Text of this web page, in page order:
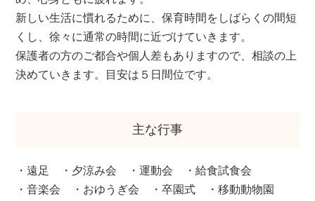
新しい生活に慣れるために、保育時間をしばらくの間短
くし、徐々に通常の時間に近づけていきます。
保護者の方のご都合や個人差もありますので、相談の上
決めていきます。目安は５日間位です。
主な行事
・遠足 ・夕涼み会 ・運動会
・給食試食会
・音楽会
・おゆうぎ会 ・卒園式
・移動動物園